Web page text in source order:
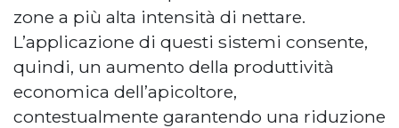
zone a più alta intensità di nettare.
L’applicazione di questi sistemi consente,
quindi, un aumento della produttività
economica dell’apicoltore,
contestualmente garantendo una riduzione